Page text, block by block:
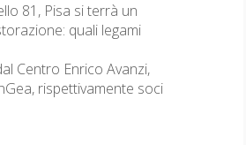
81, Pisa si terrà un
quali legami
Centro Enrico Avanzi,
rispettivamente soci